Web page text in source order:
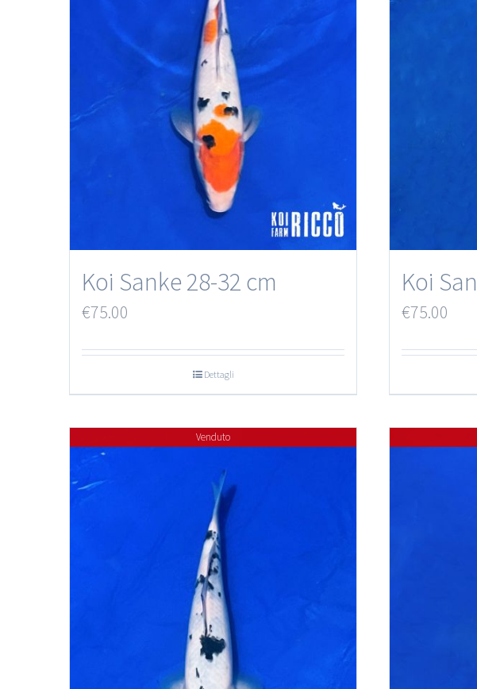
Koi Sanke 28-32 cm
€75.00
Dettagli
Koi
€75.00
Venduto